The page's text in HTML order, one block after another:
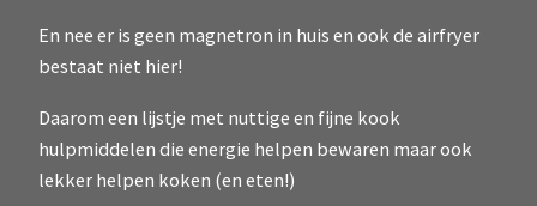
En nee er is geen magnetron in huis en ook de airfryer
bestaat niet hier!
Daarom een lijstje met nuttige en fijne kook
hulpmiddelen die energie helpen bewaren maar ook
lekker helpen koken (en eten!)